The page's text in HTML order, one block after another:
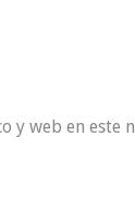
y web en este